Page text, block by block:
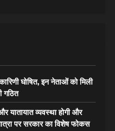
घोषित, इन नेताओं को मिली
गठित
और यातायात व्यवस्था होगी और
पर सरकार का विशेष फोकस